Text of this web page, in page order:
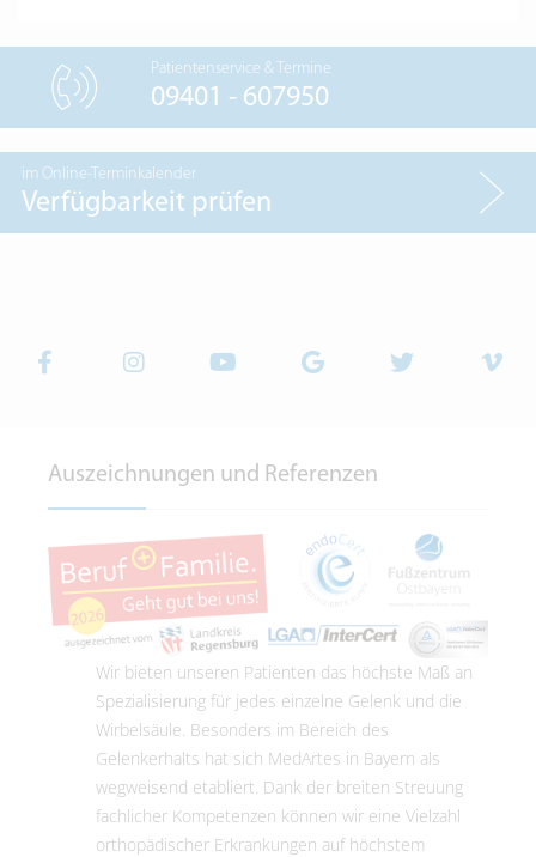
Patientenservice & Termine
09401 - 607950
im Online-Terminkalender
Verfügbarkeit prüfen
Auszeichnungen und Referenzen
Wir bieten unseren Patienten das höchste Maß an
Spezialisierung für jedes einzelne Gelenk und die
Wirbelsäule. Besonders im Bereich des
Gelenkerhalts hat sich MedArtes in Bayern als
wegweisend etabliert. Dank der breiten Streuung
fachlicher Kompetenzen können wir eine Vielzahl
orthopädischer Erkrankungen auf höchstem